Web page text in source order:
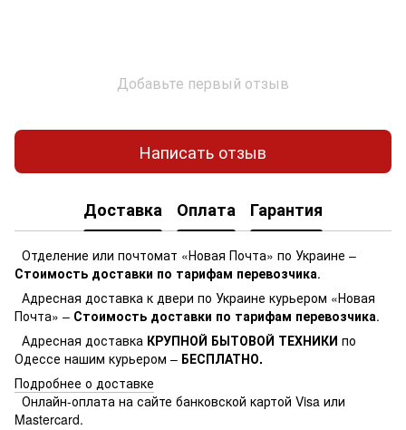
Добавьте первый отзыв
Написать отзыв
Доставка Оплата Гарантия
Отделение или почтомат «Новая Почта» по Украине –
Стоимость доставки по тарифам перевозчика.
Адресная доставка к двери по Украине курьером «Новая
Почта» – Стоимость доставки по тарифам перевозчика.
Адресная доставка КРУПНОЙ БЫТОВОЙ ТЕХНИКИ по
Одессе нашим курьером – БЕСПЛАТНО.
Подробнее о доставке
Онлайн-оплата на сайте банковской картой Visa или
Mastercard.